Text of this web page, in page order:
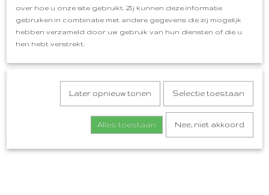
Oeteldonk Horen Zien Zwijgen, Heure Zien Oewe Bek Houwe
€ 4,99
over hoe u onze site gebruikt. Zij kunnen deze informatie
gebruiken in combinatie met andere gegevens die zij mogelijk
hebben verzameld door uw gebruik van hun diensten of die u
hen hebt verstrekt.
Later opnieuw tonen Selectie toestaan
Alles toestaan Nee, niet akkoord